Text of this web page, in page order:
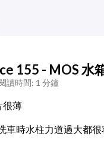
155 - MOS 水
讀時間: 1 分鐘
很薄
車時水柱力道過大都